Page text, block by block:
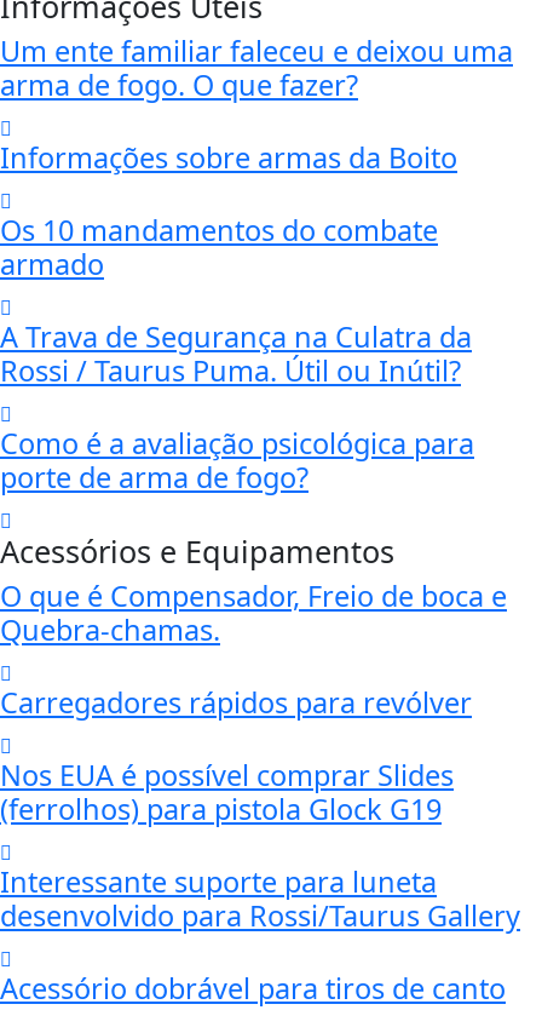
Um ente familiar faleceu e deixou uma
arma de fogo. O que fazer?
Informações sobre armas da Boito
Os 10 mandamentos do combate
armado
A Trava de Segurança na Culatra da
Rossi / Taurus Puma. Útil ou Inútil?
Como é a avaliação psicológica para
porte de arma de fogo?
Acessórios e Equipamentos
O que é Compensador, Freio de boca e
Quebra-chamas.
Carregadores rápidos para revólver
Nos EUA é possível comprar Slides
(ferrolhos) para pistola Glock G19
Interessante suporte para luneta
desenvolvido para Rossi/Taurus Gallery
Acessório dobrável para tiros de canto